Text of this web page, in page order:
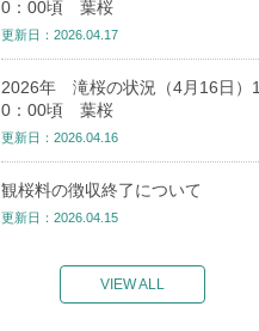
0：00頃 葉桜
更新日：2026.04.17
2026年 滝桜の状況（4月16日）1
0：00頃 葉桜
更新日：2026.04.16
観桜料の徴収終了について
更新日：2026.04.15
VIEW ALL